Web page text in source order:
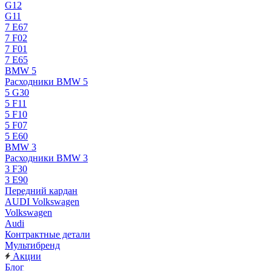
G12
G11
7 Е67
7 F02
7 F01
7 E65
BMW 5
Расходники BMW 5
5 G30
5 F11
5 F10
5 F07
5 E60
BMW 3
Расходники BMW 3
3 F30
3 E90
Передний кардан
AUDI Volkswagen
Volkswagen
Audi
Контрактные детали
Мультибренд
Акции
Блог